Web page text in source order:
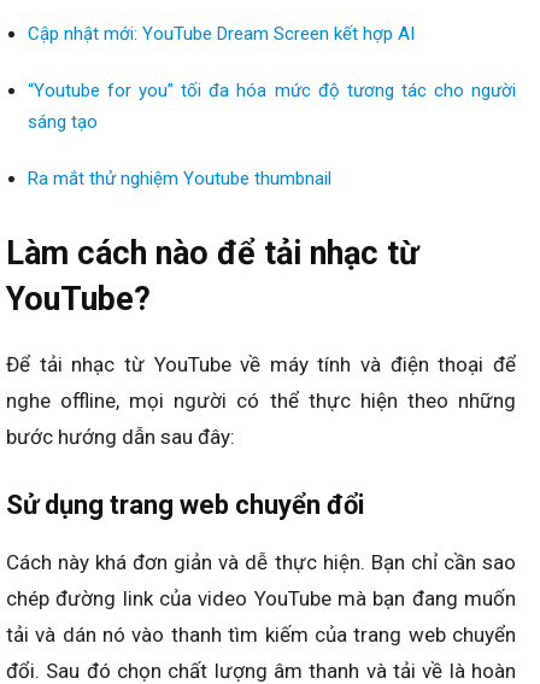
Cập nhật mới: YouTube Dream Screen kết hợp AI
“Youtube for you” tối đa hóa mức độ tương tác cho người
sáng tạo
Ra mắt thử nghiệm Youtube thumbnail
Làm cách nào để tải nhạc từ
YouTube?
Để tải nhạc từ YouTube về máy tính và điện thoại để
nghe offline, mọi người có thể thực hiện theo những
bước hướng dẫn sau đây:
Sử dụng trang web chuyển đổi
Cách này khá đơn giản và dễ thực hiện. Bạn chỉ cần sao
chép đường link của video YouTube mà bạn đang muốn
tải và dán nó vào thanh tìm kiếm của trang web chuyển
đổi. Sau đó chọn chất lượng âm thanh và tải về là hoàn